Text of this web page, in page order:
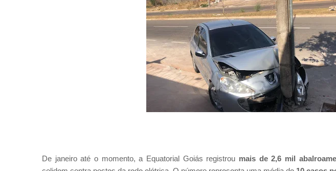
De janeiro até o momento, a Equatorial Goiás registrou mais de 2,6 mil